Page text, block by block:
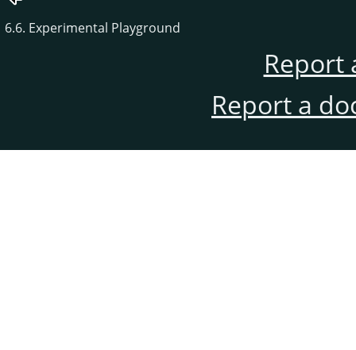
6.6. Experimental Playground
Report
Report a